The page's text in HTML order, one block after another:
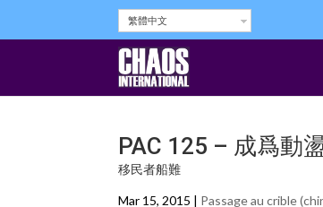
繁體中文
PAC 125 – 成爲動
移民者船難
Mar 15, 2015 | Passage au crible